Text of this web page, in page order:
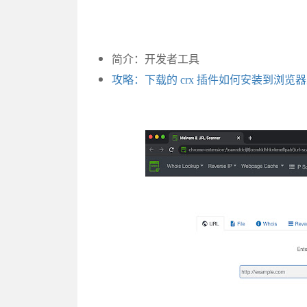
简介：开发者工具
攻略：下载的 crx 插件如何安装到浏览